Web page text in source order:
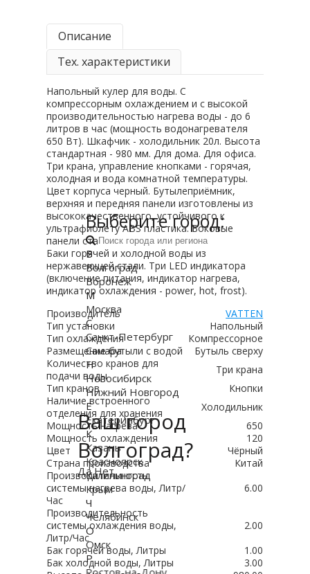
Описание
Тех. характеристики
Напольный кулер для воды. С
компрессорным охлаждением и с высокой
производительностью нагрева воды - до 6
литров в час (мощность водонагревателя
650 Вт). Шкафчик - холодильник 20л. Высота
стандартная - 980 мм. Для дома. Для офиса.
Три крана, управление кнопками - горячая,
холодная и вода комнатной температуры.
Цвет корпуса черный. Бутылеприёмник,
верхняя и передняя панели изготовлены из
высококачественного, устойчивого к
ультрафиолету ABS пластика. Боковые
панели стальные.
Баки горячей и холодной воды из
нержавеющей стали. Три LED индикатора
(включение питания, индикатор нагрева,
индикатор охлаждения - power, hot, frost).
Производитель
VATTEN
Тип установки
Напольный
Тип охлаждения
Компрессорное
Размещение бутыли с водой
Бутыль сверху
Количество кранов для
подачи воды
Три крана
Тип кранов
Кнопки
Наличие встроенного
отделения для хранения
Холодильник
Мощность нагрева
650
Мощность охлаждения
120
Цвет
Чёрный
Страна производства
Китай
Производительность
системы нагрева воды, Литр/
Час
6.00
Производительность
системы охлаждения воды,
Литр/Час
2.00
Бак горячей воды, Литры
1.00
Бак холодной воды, Литры
3.00
Ваш город
Волгоград?
Да Нет
Выберите город:
В
Волгоград
Воронеж
М
Москва
С
Санкт-Петербург
Самара
Н
Новосибирск
Нижний Новгород
Е
Екатеринбург
К
Казань
Красноярск
Калининград
Крым
Ч
Челябинск
О
Омск
Р